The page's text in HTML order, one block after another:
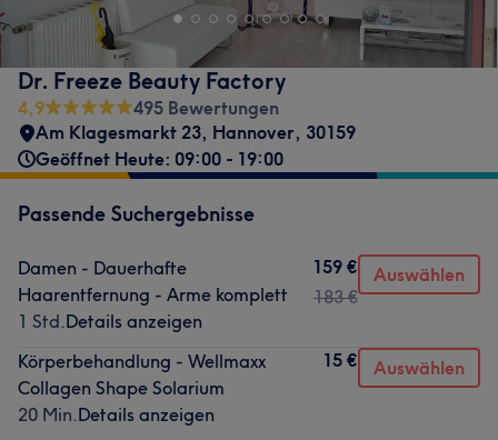
Dr. Freeze Beauty Factory
4,9
495 Bewertungen
Am Klagesmarkt 23, Hannover, 30159
Geöffnet Heute: 09:00 - 19:00
Passende Suchergebnisse
Damen - Dauerhafte
Haarentfernung - Arme komplett
1 Std.Details anzeigen
159 €
183 €
Auswählen
Körperbehandlung - Wellmaxx
Collagen Shape Solarium
20 Min.Details anzeigen
15 € Auswählen